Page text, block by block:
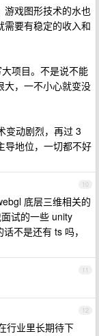
游戏图形技术的水也
需要有稳定的收入和
项目。不是说不能
大，一不小心就变没
变动剧烈，再过 3
导地位，一切都不好
10
底层三维相关的
试的一些 unity
不是还有 ts 吗，
11
12
行业里长期待下